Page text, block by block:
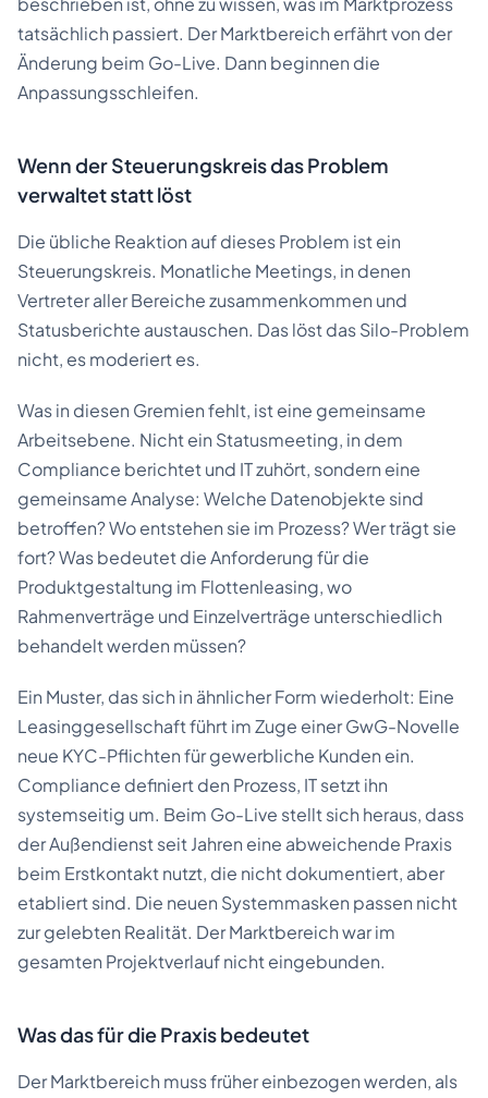
tatsächlich passiert. Der Marktbereich erfährt von der
Änderung beim Go-Live. Dann beginnen die
Anpassungsschleifen.
Wenn der Steuerungskreis das Problem
verwaltet statt löst
Die übliche Reaktion auf dieses Problem ist ein
Steuerungskreis. Monatliche Meetings, in denen
Vertreter aller Bereiche zusammenkommen und
Statusberichte austauschen. Das löst das Silo-Problem
nicht, es moderiert es.
Was in diesen Gremien fehlt, ist eine gemeinsame
Arbeitsebene. Nicht ein Statusmeeting, in dem
Compliance berichtet und IT zuhört, sondern eine
gemeinsame Analyse: Welche Datenobjekte sind
betroffen? Wo entstehen sie im Prozess? Wer trägt sie
fort? Was bedeutet die Anforderung für die
Produktgestaltung im Flottenleasing, wo
Rahmenverträge und Einzelverträge unterschiedlich
behandelt werden müssen?
Ein Muster, das sich in ähnlicher Form wiederholt: Eine
Leasinggesellschaft führt im Zuge einer GwG-Novelle
neue KYC-Pflichten für gewerbliche Kunden ein.
Compliance definiert den Prozess, IT setzt ihn
systemseitig um. Beim Go-Live stellt sich heraus, dass
der Außendienst seit Jahren eine abweichende Praxis
beim Erstkontakt nutzt, die nicht dokumentiert, aber
etabliert sind. Die neuen Systemmasken passen nicht
zur gelebten Realität. Der Marktbereich war im
gesamten Projektverlauf nicht eingebunden.
Was das für die Praxis bedeutet
Der Marktbereich muss früher einbezogen werden, als